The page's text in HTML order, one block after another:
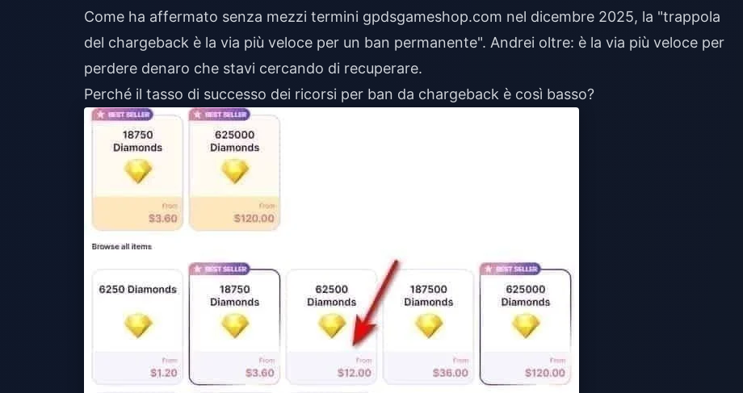
Come ha affermato senza mezzi termini gpdsgameshop.com nel dicembre 2025, la "trappola
del chargeback è la via più veloce per un ban permanente". Andrei oltre: è la via più veloce per
perdere denaro che stavi cercando di recuperare.
Perché il tasso di successo dei ricorsi per ban da chargeback è così basso?